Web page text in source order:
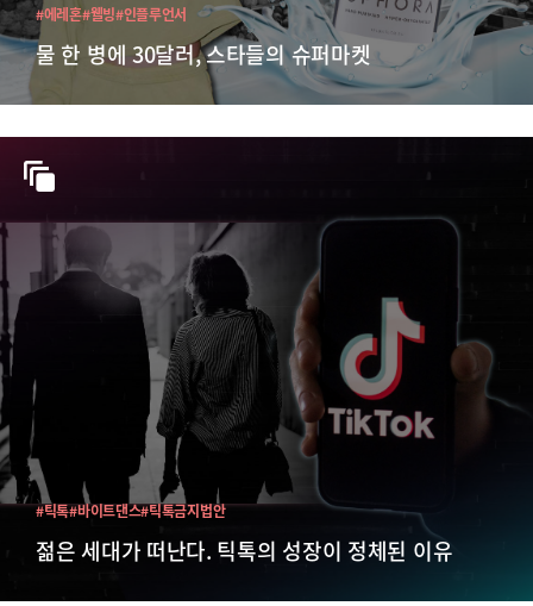
물 한 병에 30달러, 스타들의 슈퍼마켓
#에레혼#웰빙#인플루언서
젊은 세대가 떠난다. 틱톡의 성장이 정체된 이유
#틱톡#바이트댄스#틱톡금지법안